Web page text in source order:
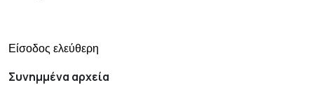
Είσοδος ελεύθερη
Συνημμένα αρχεία